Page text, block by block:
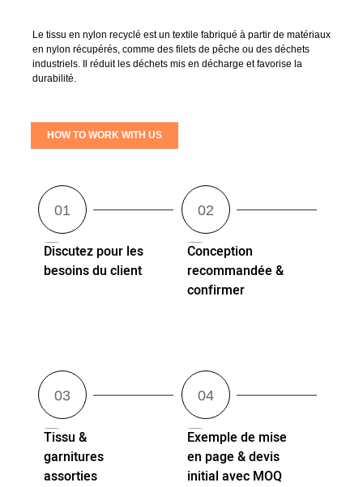
Le tissu en nylon recyclé est un textile fabriqué à partir de matériaux
en nylon récupérés, comme des filets de pêche ou des déchets
industriels. Il réduit les déchets mis en décharge et favorise la
durabilité.
HOW TO WORK WITH US
Discutez pour les
besoins du client
Conception
recommandée &
confirmer
Tissu &
garnitures
assorties
Exemple de mise
en page & devis
initial avec MOQ